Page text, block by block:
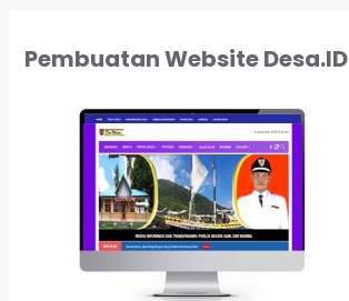
Pembuatan Website Desa.ID